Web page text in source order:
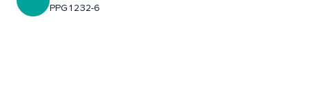
PPG1232-6